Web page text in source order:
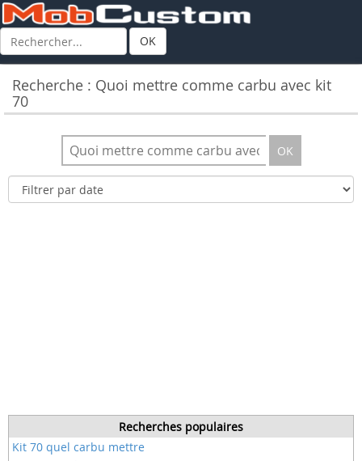
OK
Recherche : Quoi mettre comme carbu avec kit
70
OK
Recherches populaires
Kit 70 quel carbu mettre